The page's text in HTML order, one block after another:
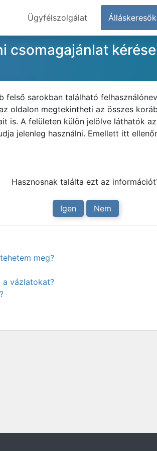
Ügyfélszolgálat
csomagajánlat
sarokban található
oldalon megtekintheti az összes
is. A felületen külön jelölve láthatók
jelenleg használni. Emellett itt
Hasznosnak találta ezt az
Igen Nem
meg?
a vázlatokat?